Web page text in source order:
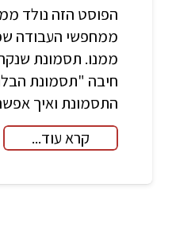
הפוסט הזה נולד
ממחפשי העבודה
ממנו. תסמונת
חיבה "תסמונת
התסמונת ואיך
קרא עוד...